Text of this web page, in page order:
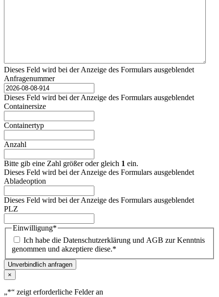
Dieses Feld wird bei der Anzeige des Formulars ausgeblendet
Anfragenummer
Dieses Feld wird bei der Anzeige des Formulars ausgeblendet
Containersize
Containertyp
Anzahl
Bitte gib eine Zahl größer oder gleich 1 ein.
Dieses Feld wird bei der Anzeige des Formulars ausgeblendet
Abladeoption
Dieses Feld wird bei der Anzeige des Formulars ausgeblendet
PLZ
Einwilligung*
Ich habe die Datenschutzerklärung und AGB zur Kenntnis
genommen und akzeptiere diese.*
Unverbindlich anfragen
×
„*“ zeigt erforderliche Felder an